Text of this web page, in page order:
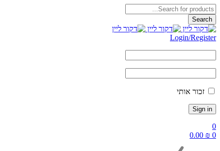
Login/
אותי